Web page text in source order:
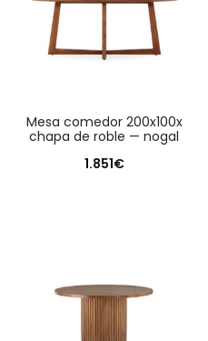
mesa comedor 200x100x
chapa de roble — nogal
1.851€